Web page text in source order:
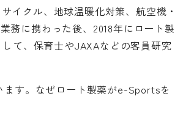
イクル、地球温暖化対策、航空機・
務に携わった後、2018年にロート製
て、保育士やJAXAなどの客員研究
ます。なぜロート製薬がe-Sportsを